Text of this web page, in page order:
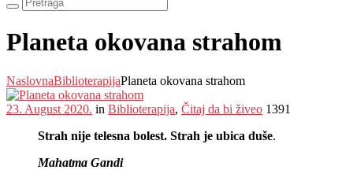
Planeta okovana strahom
NaslovnaBiblioterapijaPlaneta okovana strahom
23. August 2020. in Biblioterapija, Čitaj da bi živeo 1391
Strah nije telesna bolest. Strah je ubica duše.
Mahatma Gandi